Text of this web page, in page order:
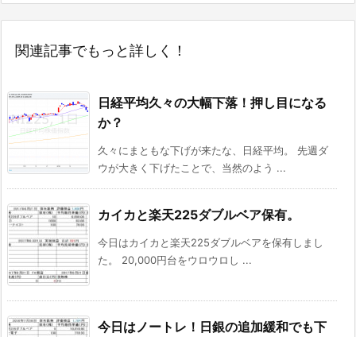
関連記事でもっと詳しく！
日経平均久々の大幅下落！押し目になる
か？
久々にまともな下げが来たな、日経平均。 先週ダ
ウが大きく下げたことで、当然のよう ...
カイカと楽天225ダブルベア保有。
今日はカイカと楽天225ダブルベアを保有しまし
た。 20,000円台をウロウロし ...
今日はノートレ！日銀の追加緩和でも下